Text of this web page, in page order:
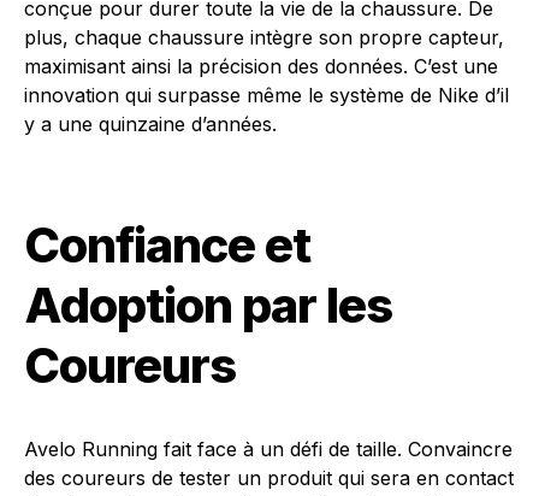
conçue pour durer toute la vie de la chaussure. De
plus, chaque chaussure intègre son propre capteur,
maximisant ainsi la précision des données. C’est une
innovation qui surpasse même le système de Nike d’il
y a une quinzaine d’années.
Confiance et
Adoption par les
Coureurs
Avelo Running fait face à un défi de taille. Convaincre
des coureurs de tester un produit qui sera en contact